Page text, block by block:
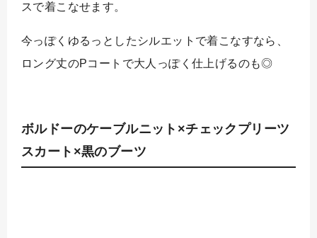
スで着こなせます。
今っぽくゆるっとしたシルエットで着こなすなら、
ロング丈のPコートで大人っぽく仕上げるのも◎
ボルドーのケーブルニット×チェックプリーツ
スカート×黒のブーツ